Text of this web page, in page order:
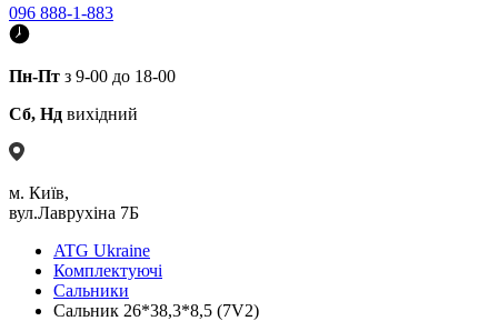
096 888-1-883
Пн-Пт з 9-00 до 18-00
Сб, Нд вихідний
м. Київ,
вул.Лаврухіна 7Б
ATG Ukraine
Комплектуючі
Сальники
Сальник 26*38,3*8,5 (7V2)